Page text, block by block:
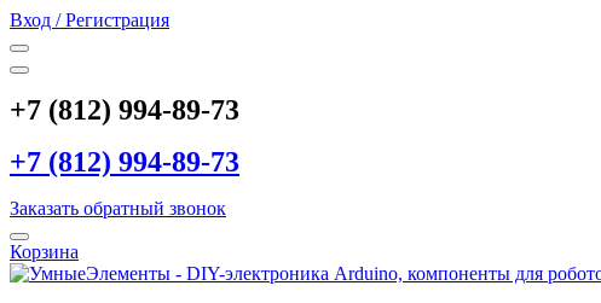
Вход / Регистрация
+7 (812) 994-89-73
+7 (812) 994-89-73
Заказать обратный звонок
Корзина